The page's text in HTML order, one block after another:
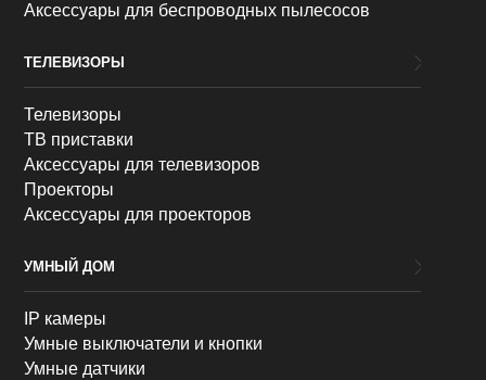
Аксессуары для беспроводных пылесосов
ТЕЛЕВИЗОРЫ
Телевизоры
ТВ приставки
Аксессуары для телевизоров
Проекторы
Аксессуары для проекторов
УМНЫЙ ДОМ
IP камеры
Умные выключатели и кнопки
Умные датчики